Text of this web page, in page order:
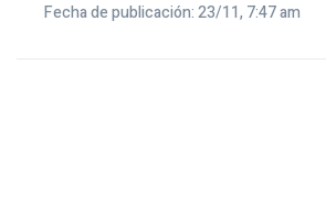
Fecha de publicación: 23/11, 7:47 am